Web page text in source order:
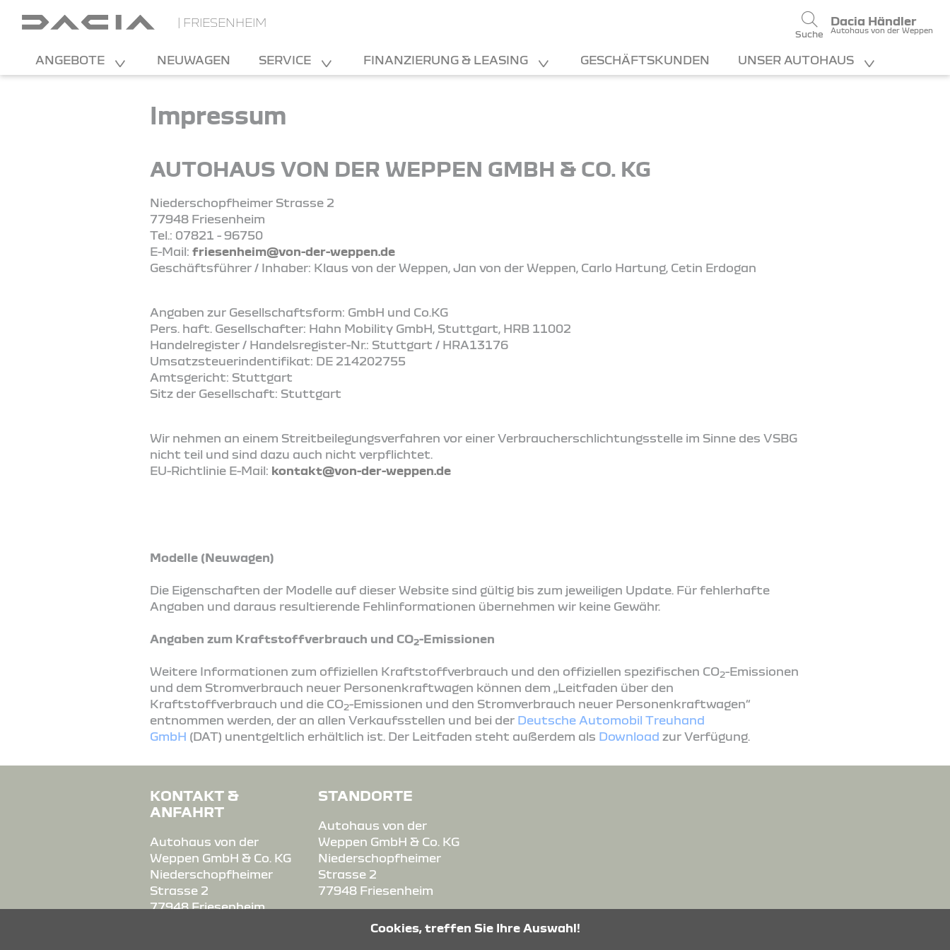
| FRIESENHEIM
Suche
Dacia Händler
Autohaus von der Weppen
ANGEBOTE NEUWAGEN SERVICE FINANZIERUNG & LEASING GESCHÄFTSKUNDEN UNSER AUTOHAUS
Impressum
AUTOHAUS VON DER WEPPEN GMBH & CO. KG
Niederschopfheimer Strasse 2
77948 Friesenheim
Tel.: 07821 - 96750
E-Mail:friesenheim@von-der-weppen.de
Geschäftsführer / Inhaber: Klaus von der Weppen, Jan von der Weppen, Carlo Hartung, Cetin Erdogan
Angaben zur Gesellschaftsform: GmbH und Co.KG
Pers. haft. Gesellschafter: Hahn Mobility GmbH, Stuttgart, HRB 11002
Handelregister / Handelsregister-Nr.: Stuttgart / HRA13176
Umsatzsteuerindentifikat: DE 214202755
Amtsgericht: Stuttgart
Sitz der Gesellschaft: Stuttgart
Wir nehmen an einem Streitbeilegungsverfahren vor einer Verbraucherschlichtungsstelle im Sinne des VSBG
nicht teil und sind dazu auch nicht verpflichtet.
EU-Richtlinie E-Mail: kontakt@von-der-weppen.de
Modelle (Neuwagen)
Die Eigenschaften der Modelle auf dieser Website sind gültig bis zum jeweiligen Update. Für fehlerhafte
Angaben und daraus resultierende Fehlinformationen übernehmen wir keine Gewähr.
Angaben zum Kraftstoffverbrauch und CO2-Emissionen
Weitere Informationen zum offiziellen Kraftstoffverbrauch und den offiziellen spezifischen CO2-Emissionen
und dem Stromverbrauch neuer Personenkraftwagen können dem „Leitfaden über den
Kraftstoffverbrauch und die CO2-Emissionen und den Stromverbrauch neuer Personenkraftwagen“
entnommen werden, der an allen Verkaufsstellen und bei der Deutsche Automobil Treuhand
GmbH (DAT) unentgeltlich erhältlich ist. Der Leitfaden steht außerdem als Download zur Verfügung.
KONTAKT &
ANFAHRT
Autohaus von der
Weppen GmbH & Co. KG
Niederschopfheimer
Strasse 2
77948 Friesenheim
STANDORTE
Autohaus von der
Weppen GmbH & Co. KG
Niederschopfheimer
Strasse 2
77948 Friesenheim
Cookies, treffen Sie Ihre Auswahl!